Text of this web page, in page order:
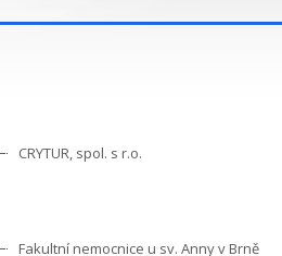
CRYTUR, spol. s r.o.
Fakultní nemocnice u sv. Anny v Brně